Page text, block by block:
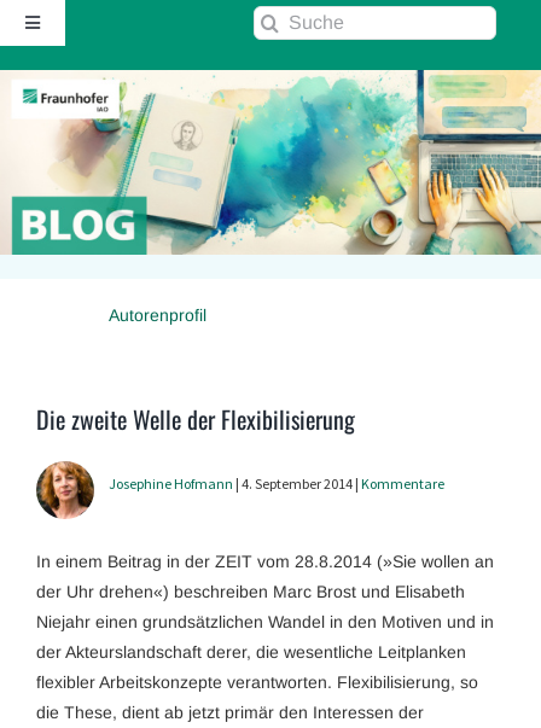
Zum
Inhalt
springen
Toggle
Navigation
Startseite
Über diesen Blog
Kontakt
Kommentarrichtlinie
Fraunhofer IAO ↗
Suche
Autorenprofil
Die zweite Welle der Flexibilisierung
Josephine Hofmann | 4. September 2014 | Kommentare
In einem Beitrag in der ZEIT vom 28.8.2014 (»Sie wollen an
der Uhr drehen«) beschreiben Marc Brost und Elisabeth
Niejahr einen grundsätzlichen Wandel in den Motiven und in
der Akteurslandschaft derer, die wesentliche Leitplanken
flexibler Arbeitskonzepte verantworten. Flexibilisierung, so
die These, dient ab jetzt primär den Interessen der